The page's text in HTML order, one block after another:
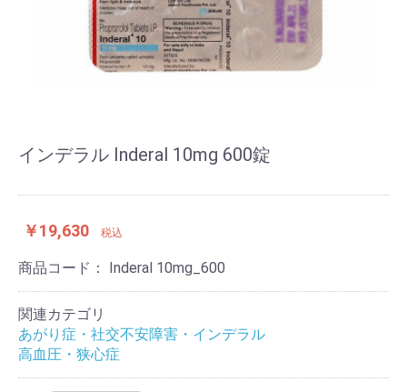
インデラル Inderal 10mg 600錠
￥19,630 税込
商品コード： Inderal 10mg_600
関連カテゴリ
あがり症・社交不安障害・インデラル
高血圧・狭心症